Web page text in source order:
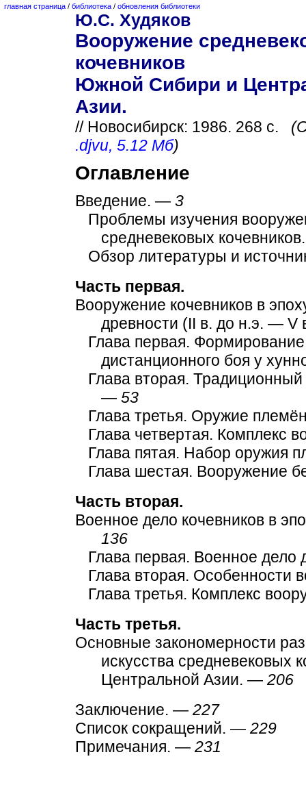
главная страница / библиотека / обновления библиотеки
Ю.С. Худяков
Вооружение
кочевников
Южной Сибири и
Азии.
// Новосибирск: 1986. 268 с.
.djvu, 5.12 Мб)
Оглавление
Введение. — 3
Проблемы изучения
средневековых
Обзор литературы и
Часть первая.
Вооружение кочевников в
древности (II в. до н.э. —
Глава первая.
дистанционного боя у
Глава вторая.
— 53
Глава третья. Оружие
Глава четвертая. Комплекс
Глава пятая. Набор оружия
Глава шестая. Вооружение
Часть вторая.
Военное дело кочевников в
136
Глава первая. Военное
Глава вторая. Особенности
Глава третья. Комплекс
Часть третья.
Основные закономерности
искусства
Центральной Азии. — 206
Заключение. — 227
Список сокращений. — 229
Примечания. — 231